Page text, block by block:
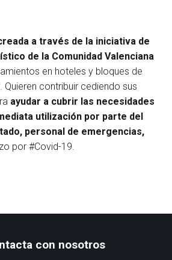
a través de la iniciativa de
de la Comunidad Valenciana
en hoteles y bloques de
contribuir cediendo sus
ayudar a cubrir las necesidades
utilización por parte del
personal de emergencias,
por #Covid-19.
con nosotros